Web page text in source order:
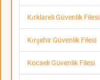
Kırklareli Güvenlik Filesi
Kırşehir Güvenlik Filesi
Kocaeli Güvenlik Filesi